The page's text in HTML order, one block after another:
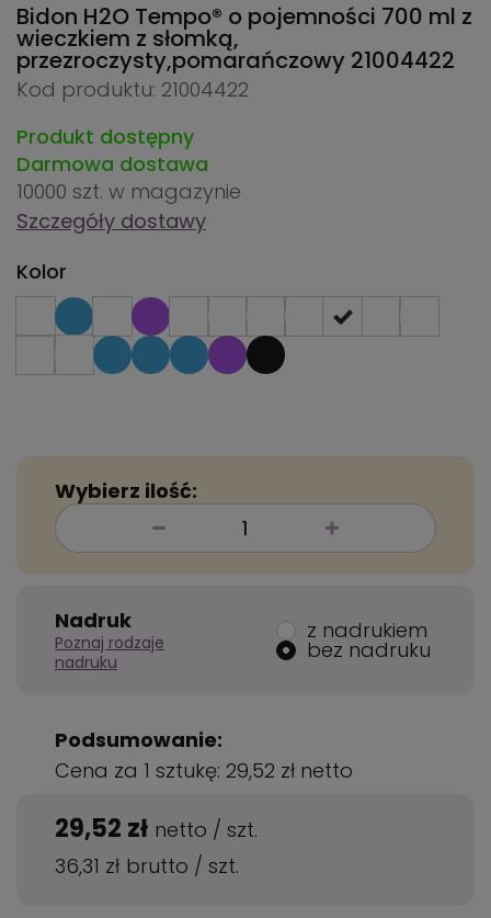
Bidon H2O Tempo® o pojemności 700 ml z
wieczkiem z słomką,
przezroczysty,pomarańczowy 21004422
Kod produktu: 21004422
Produkt dostępny
Darmowa dostawa
10000 szt. w magazynie
Szczegóły dostawy
Kolor
Wybierz ilość:
Nadruk
Poznaj rodzaje
nadruku
z nadrukiem
bez nadruku
Podsumowanie:
Cena za 1 sztukę: 29,52 zł netto
29,52 zł netto / szt.
36,31 zł brutto / szt.